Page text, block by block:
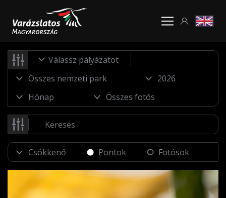
Válassz pályázatot
Pontok Fotósok